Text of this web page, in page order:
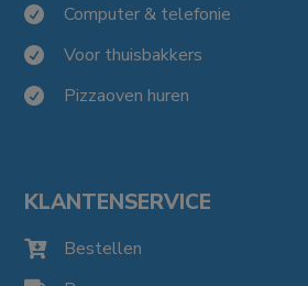
 Computer & telefonie
 Voor thuisbakkers
 Pizzaoven huren
KLANTENSERVICE
 Bestellen